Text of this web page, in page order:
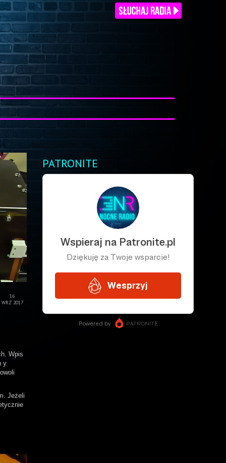
16
WRZ 2017
Wpis
y
Jeżeli
PATRONITE